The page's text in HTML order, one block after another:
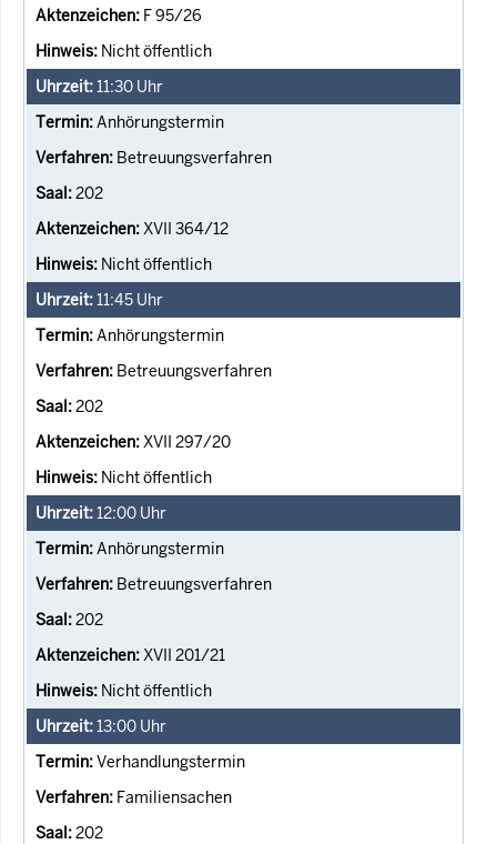
F 95/26
Nicht öffentlich
11:30 Uhr
Anhörungstermin
Betreuungsverfahren
202
XVII 364/12
Nicht öffentlich
11:45 Uhr
Anhörungstermin
Betreuungsverfahren
202
XVII 297/20
Nicht öffentlich
12:00 Uhr
Anhörungstermin
Betreuungsverfahren
202
XVII 201/21
Nicht öffentlich
13:00 Uhr
Verhandlungstermin
Familiensachen
202